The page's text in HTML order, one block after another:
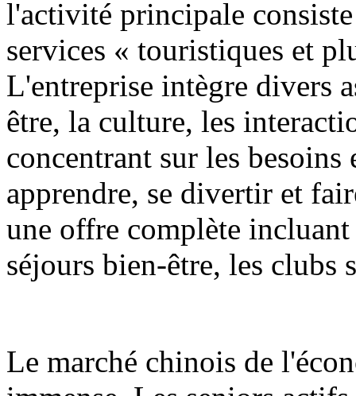
l'activité principale
services « touristiques et
L'entreprise intègre divers
être, la culture, les
concentrant sur les
apprendre, se divertir et
une offre complète
séjours bien-être, les clubs
Le marché chinois de